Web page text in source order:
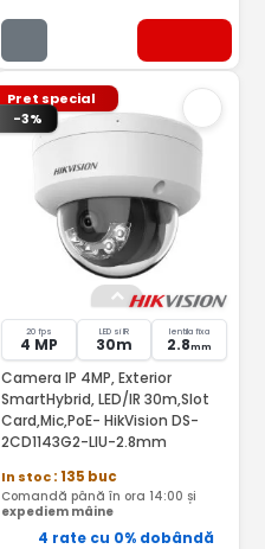
Pret special
-3%
20 fps
4 MP
LED si IR
30m
lentila fixa
2.8mm
Camera IP 4MP, Exterior
SmartHybrid, LED/IR 30m,Slot
Card,Mic,PoE- HikVision DS-
2CD1143G2-LIU-2.8mm
In stoc: 135 buc
Comandă până în ora 14:00 și
expediem mâine
4 rate cu 0% dobândă